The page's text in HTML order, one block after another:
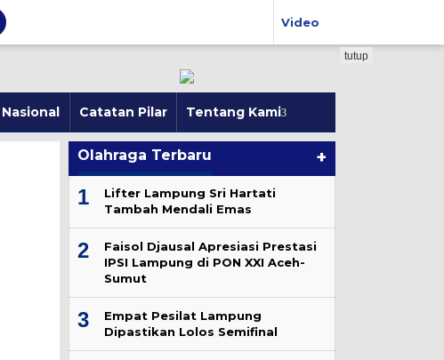
Video
Nasional Catatan Pilar Tentang Kami
tutup
Olahraga Terbaru +
1
Lifter Lampung Sri Hartati
Tambah Mendali Emas
2
Faisol Djausal Apresiasi Prestasi
IPSI Lampung di PON XXI Aceh-
Sumut
3
Empat Pesilat Lampung
Dipastikan Lolos Semifinal